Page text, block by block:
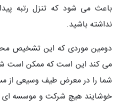
باعث می شود که تنزل رتبه
نداشته باشید.
دومین موردی که این تشخیص
می کند این است که ممکن است
شما را در معرض طیف وسیعی از
خوشایند هیچ شرکت و موسسه ای